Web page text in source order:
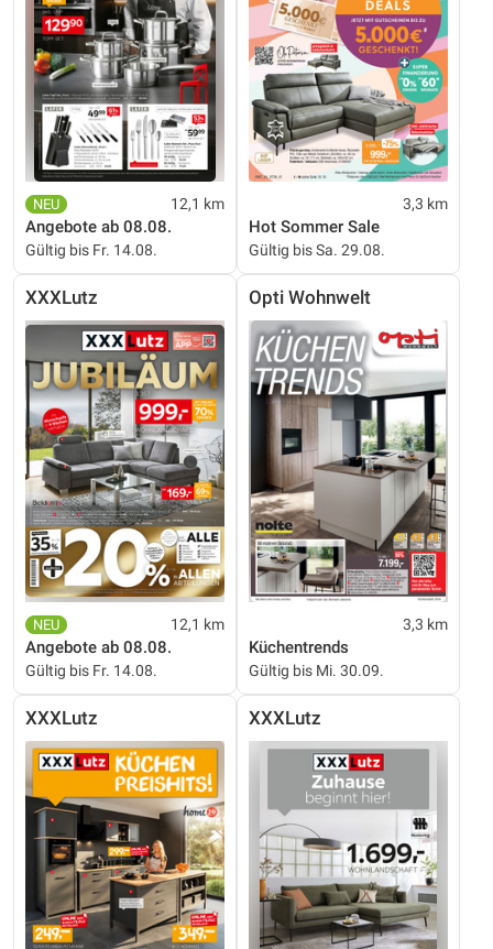
12,1 km
Angebote ab 08.08.
Gültig bis Fr. 14.08.
3,3 km
Hot Sommer Sale
Gültig bis Sa. 29.08.
XXXLutz
12,1 km
Angebote ab 08.08.
Gültig bis Fr. 14.08.
Opti Wohnwelt
3,3 km
Küchentrends
Gültig bis Mi. 30.09.
XXXLutz XXXLutz